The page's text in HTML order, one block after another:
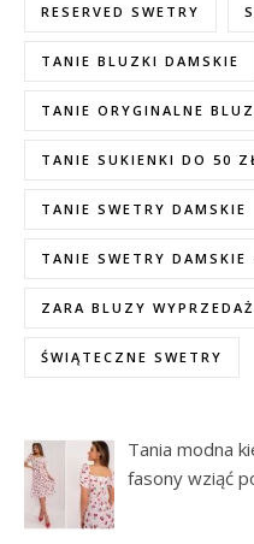
RESERVED SWETRY
TANIE BLUZKI DAMSKIE
TANIE ORYGINALNE
TANIE SUKIENKI DO 50
TANIE SWETRY DAMSKIE
TANIE SWETRY
ZARA BLUZY WYPRZEDAŻ
ŚWIĄTECZNE SWETRY
Tania modna
fasony wziąć